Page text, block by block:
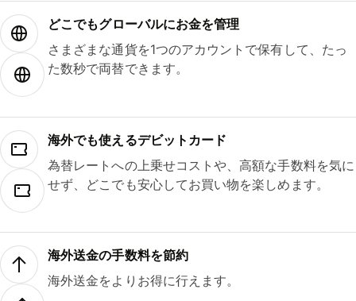
どこでもグ⁠ロ⁠ー⁠バ⁠ルにお金を管理
さまざまな通貨を1つのアカウントで保有して、たっ
た数秒で両替できます。
海外でも使えるデビットカード
為替レートへの上乗せコストや、高額な手数料を気に
せず、どこでも安心してお買い物を楽しめます。
海外送金の手数料を節約
海外送金をよりお得に行えます。